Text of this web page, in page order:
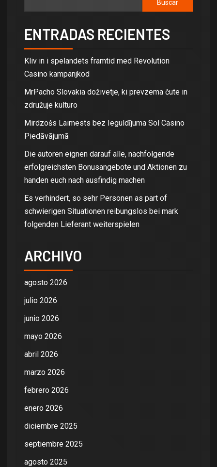
Buscar
ENTRADAS RECIENTES
Kliv in i spelandets framtid med Revolution
Casino kampanjkod
MrPacho Slovakia doživetje, ki prevzema čute in
združuje kulturo
Mirdzošs Laimests bez Ieguldījuma Sol Casino
Piedāvājumā
Die autoren eignen darauf alle, nachfolgende
erfolgreichsten Bonusangebote und Aktionen zu
handen euch nach ausfindig machen
Es verhindert, so sehr Personen as part of
schwierigen Situationen reibungslos bei mark
folgenden Lieferant weiterspielen
ARCHIVO
agosto 2026
julio 2026
junio 2026
mayo 2026
abril 2026
marzo 2026
febrero 2026
enero 2026
diciembre 2025
septiembre 2025
agosto 2025